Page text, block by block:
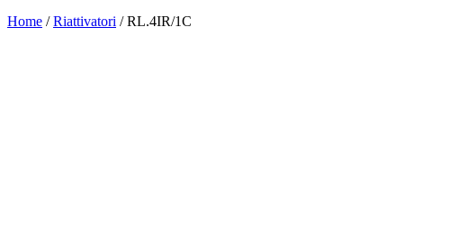
Home /Riattivatori / RL.4IR/1C